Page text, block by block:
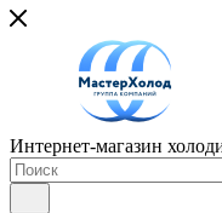
Интернет-магазин